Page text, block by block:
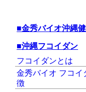
■金秀バイオ沖縄
■沖縄フコイダン
フコイダンとは
金秀バイオ フコイ
徴